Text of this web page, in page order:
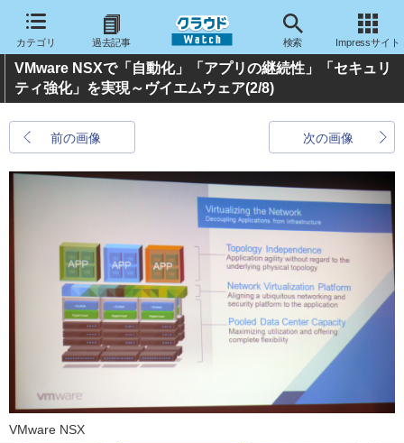
カテゴリ 過去記事 検索 Impressサイト
VMware NSXで「自動化」「アプリの継続性」「セキュリ
ティ強化」を実現～ヴイエムウェア(2/8)
前の画像 次の画像
VMware NSX